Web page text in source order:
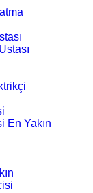
En Yakın